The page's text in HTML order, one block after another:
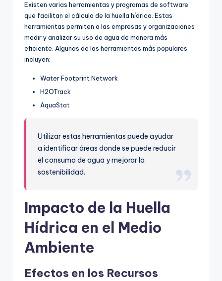
Existen varias herramientas y programas de software
que facilitan el cálculo de la huella hídrica. Estas
herramientas permiten a las empresas y organizaciones
medir y analizar su uso de agua de manera más
eficiente. Algunas de las herramientas más populares
incluyen:
Water Footprint Network
H2OTrack
AquaStat
Utilizar estas herramientas puede ayudar
a identificar áreas donde se puede reducir
el consumo de agua y mejorar la
sostenibilidad.
Impacto de la Huella
Hídrica en el Medio
Ambiente
Efectos en los Recursos